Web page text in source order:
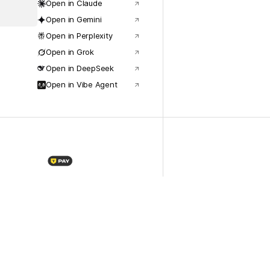
Open in Claude
Open in Gemini
Open in Perplexity
Open in Grok
Open in DeepSeek
Open in Vibe Agent